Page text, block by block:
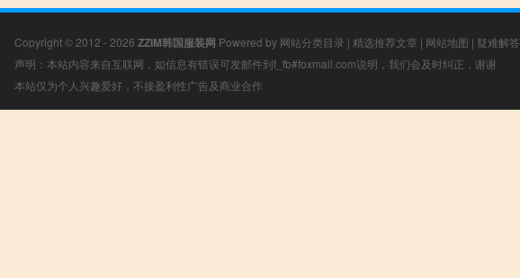
Copyright © 2012 - 2026 ZZIM韩国服装网 Powered by 网站分类目录 | 精选推荐文章 | 网站地图 | 疑难解答
声明：本站内容来自互联网，如信息有错误可发邮件到f_fb#foxmail.com说明，我们会及时纠正，谢谢
本站仅为个人兴趣爱好，不接盈利性广告及商业合作